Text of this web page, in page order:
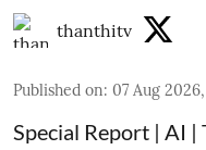
thanthitv
Published on: 07 Aug
Special Report | AI